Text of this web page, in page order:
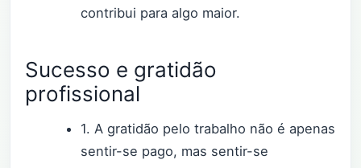
contribui para algo maior.
Sucesso e gratidão
profissional
1. A gratidão pelo trabalho não é apenas
sentir-se pago, mas sentir-se